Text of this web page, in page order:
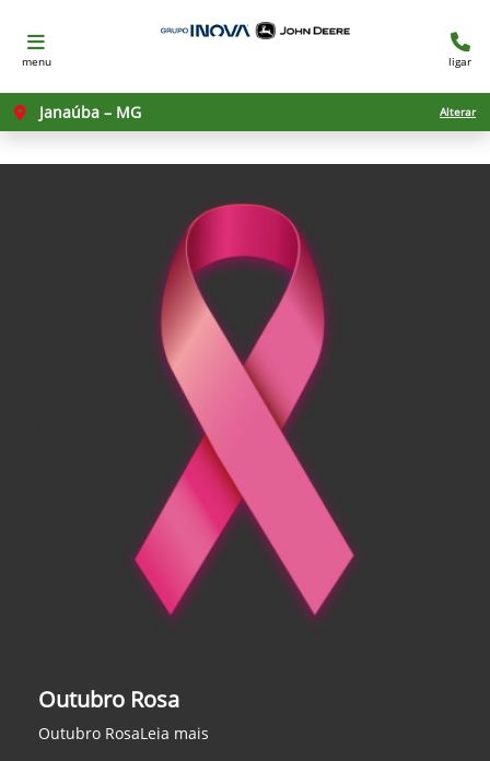
menu ligar
Janaúba – MG Alterar
Outubro Rosa
Outubro RosaLeia mais